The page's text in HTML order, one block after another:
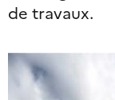
de travaux.